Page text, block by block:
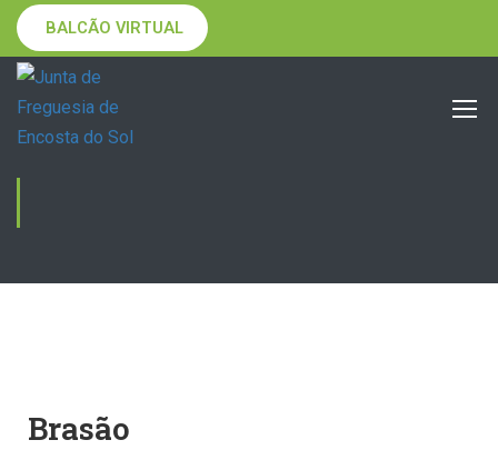
BALCÃO VIRTUAL
Brasão